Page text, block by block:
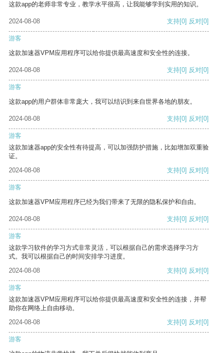
这款app的老师非常专业，教学水平很高，让我能够学到实用的知识。
2024-08-08 支持[0] 反对[0]
游客
这款加速器VPM应用程序可以给你提供最高速度和安全性的连接。
2024-08-08 支持[0] 反对[0]
游客
这款app的用户群体非常庞大，我可以结识到来自世界各地的朋友。
2024-08-08 支持[0] 反对[0]
游客
这款加速器app的安全性有待提高，可以加强防护措施，比如增加双重验
证。
2024-08-08
支持[0] 反对[0]
游客
这款加速器VPM应用程序已经为我们带来了无限的隐私保护和自由。
2024-08-08 支持[0] 反对[0]
游客
这款学习软件的学习方式非常灵活，可以根据自己的需求选择学习方
式。我可以根据自己的时间安排学习进度。
2024-08-08
支持[0] 反对[0]
游客
这款加速器VPM应用程序可以给你提供最高速度和安全性的连接，并帮
助你在网络上自由移动。
2024-08-08
支持[0] 反对[0]
游客